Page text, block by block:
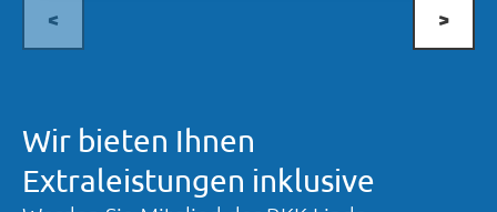
< >
Wir bieten Ihnen
Extraleistungen inklusive